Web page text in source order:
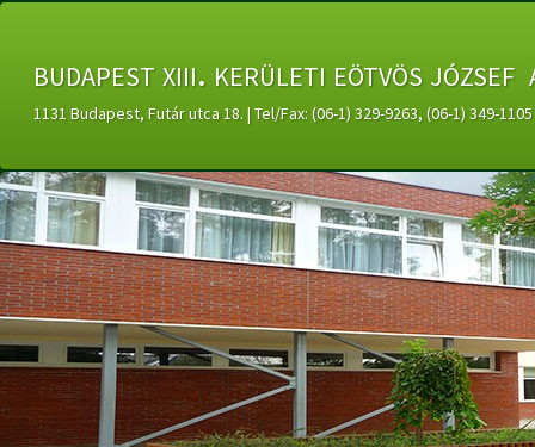
budapest xiii. kerületi eötvös
1131 Budapest, Futár utca 18. | Tel/Fax: (06-1) 329-9263, (06-1) 349-